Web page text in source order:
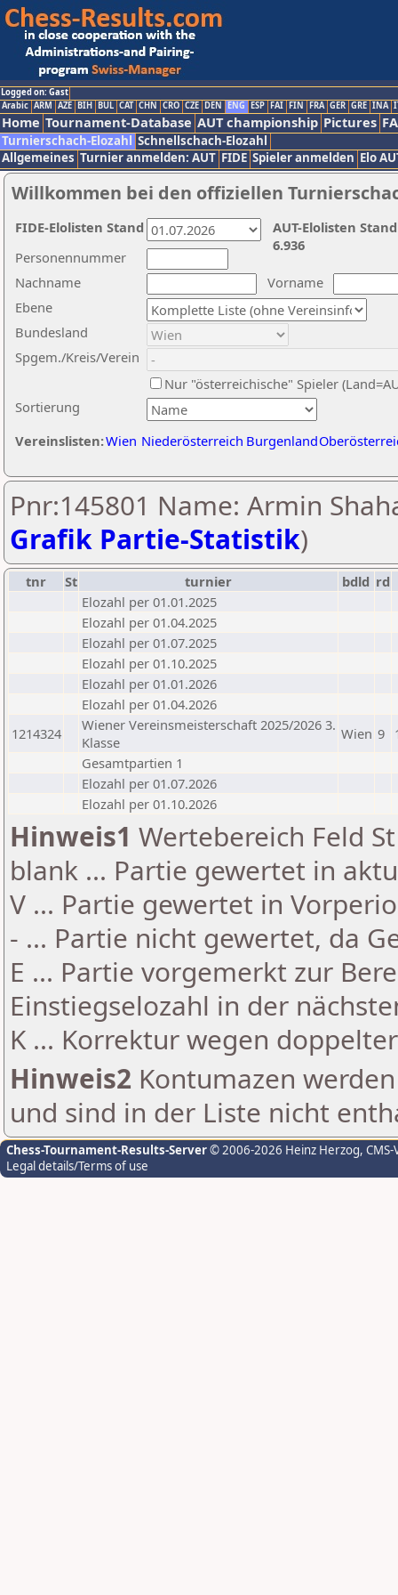
Logged on: Gast
Arabic ARM AZE BIH BUL CAT CHN CRO CZE DEN ENG ESP FAI FIN FRA GER GRE INA
Home Tournament-Database AUT championship Pictures
Turnierschach-Elozahl Schnellschach-Elozahl
Allgemeines Turnier anmelden: AUT FIDE Spieler anmelden Elo
Willkommen bei den offiziellen
Nachname
Vorname
Ebene
Sortierung
Personennummer
Bundesland
Spgem./Kreis/Verein
Nur "österreichische" Spieler
Vereinslisten:Wien Niederösterreich Burgenland
AUT-Elolisten
6.936
FIDE-Elolisten Stand
Pnr:145801 Name: Armin
Grafik Partie-Statistik)
tnr St turnier bdld rd
Elozahl per 01.01.2025
Elozahl per 01.04.2025
Elozahl per 01.07.2025
Elozahl per 01.10.2025
Elozahl per 01.01.2026
Elozahl per 01.04.2026
1214324
Wiener Vereinsmeisterschaft 2025/2026 3.
Klasse
Wien 9
Gesamtpartien 1
Elozahl per 01.07.2026
Elozahl per 01.10.2026
Hinweis1 Wertebereich Feld
blank ... Partie gewertet in
V ... Partie gewertet in
- ... Partie nicht gewertet, da
E ... Partie vorgemerkt zur
Einstiegselozahl in der
K ... Korrektur wegen
Hinweis2 Kontumazen
und sind in der Liste nicht
Chess-Tournament-Results-Server© 2006-2026 Heinz Herzog,
Legal details/Terms of use